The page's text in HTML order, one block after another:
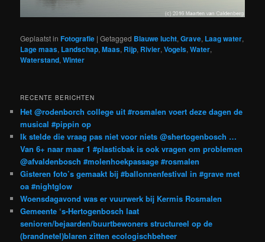
Geplaatst in Fotografie |Getagged Blauwe lucht,Grave, Laag water,
Lage maas, Landschap,Maas, Rijp, Rivier,Vogels,Water,
Waterstand,Winter
RECENTE BERICHTEN
Het @rodenborch college uit #rosmalen voert deze dagen de
musical #pippin op
Ik stelde die vraag pas niet voor niets @shertogenbosch …
Van 6+ naar maar 1 #plasticbak is ook vragen om problemen
@afvaldenbosch #molenhoekpassage #rosmalen
Gisteren foto’s gemaakt bij #ballonnenfestival in #grave met
oa #nightglow
Woensdagavond was er vuurwerk bij Kermis Rosmalen
Gemeente ‘s-Hertogenbosch laat
senioren/bejaarden/buurtbewoners structureel op de
(brandnetel)blaren zitten ecologischbeheer